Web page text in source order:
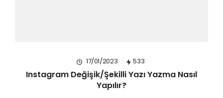
17/01/2023 533
Instagram Değişik/Şekilli Yazı Yazma Nasıl
Yapılır?